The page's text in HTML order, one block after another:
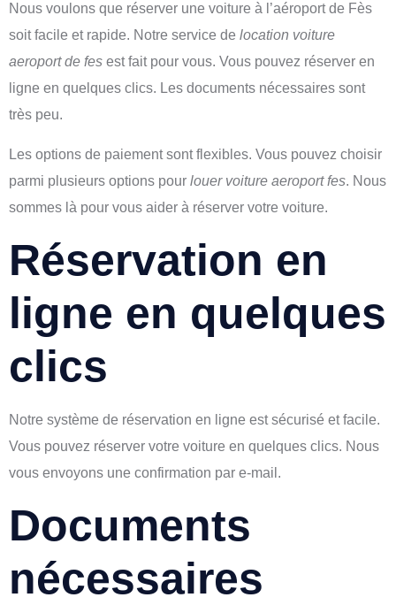
Nous voulons que réserver une voiture à l’aéroport de Fès
soit facile et rapide. Notre service de location voiture
aeroport de fes est fait pour vous. Vous pouvez réserver en
ligne en quelques clics. Les documents nécessaires sont
très peu.
Les options de paiement sont flexibles. Vous pouvez choisir
parmi plusieurs options pour louer voiture aeroport fes. Nous
sommes là pour vous aider à réserver votre voiture.
Réservation en
ligne en quelques
clics
Notre système de réservation en ligne est sécurisé et facile.
Vous pouvez réserver votre voiture en quelques clics. Nous
vous envoyons une confirmation par e-mail.
Documents
nécessaires